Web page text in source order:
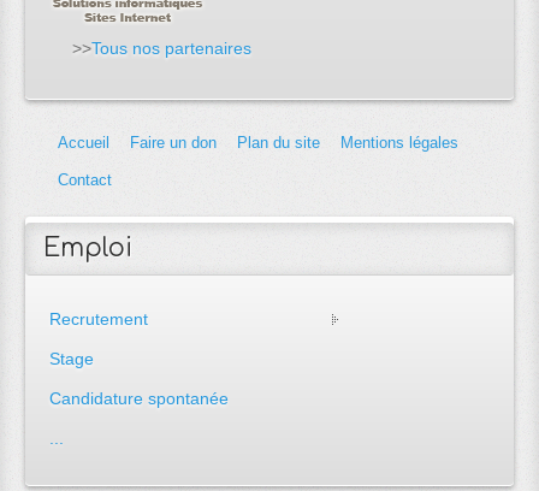
>>Tous nos partenaires
Accueil Faire un don Plan du site Mentions légales
Contact
Emploi
Recrutement
Stage
Candidature spontanée